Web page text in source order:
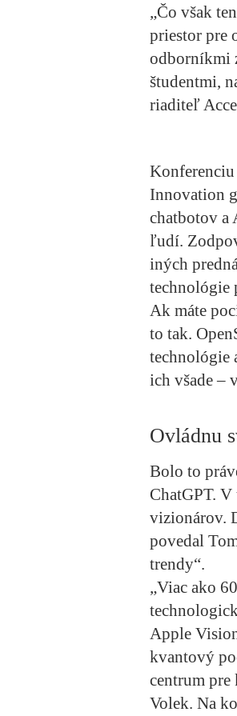
„Čo však
priestor pre
odborníkmi
študentmi,
riaditeľ
Innovation
chatbotov a
ľudí.
iných
technológie
Ak máte
to tak.
technológie
ich všade –
Ovládnu
Bolo to
ChatGPT.
vizionárov.
povedal
trendy“.
„Viac ako
Apple
kvantový
centrum pre
Volek. Na